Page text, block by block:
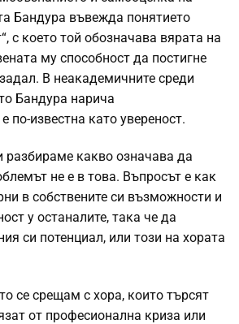
Бандура въвежда понятието
с което той обозначава вярата на
му способност да постигне
В неакадемичните среди
Бандура нарича
по-известна като увереност.
разбираме какво означава да
не е в това. Въпросът е как
в собствените си възможности и
у останалите, така че да
си потенциал, или този на хората
се срещам с хора, които търсят
от професионална криза или